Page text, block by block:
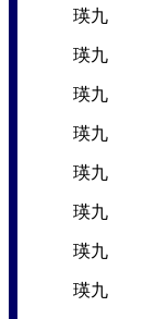
瑛九
瑛九
瑛九
瑛九
瑛九
瑛九
瑛九
瑛九